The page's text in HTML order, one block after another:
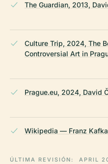
The Guardian, 2013,
Culture Trip, 2024, The
Controversial Art in
Prague.eu, 2024, David
Wikipedia — Franz
ÚLTIMA REVISIÓN: APRIL